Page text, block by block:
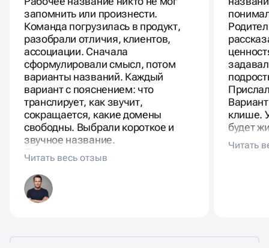
запомнить или произнести.
Команда погрузилась в продукт,
разобрали отличия, клиентов,
ассоциации. Сначала
сформулировали смысл, потом
варианты названий. Каждый
вариант с пояснением: что
транслирует, как звучит,
сокращается, какие домены
свободны. Выбрали короткое и
звучное название.
Протестировали на сотрудниках и
клиентах. Имя поддерживает
стратегию.
клише.
будет